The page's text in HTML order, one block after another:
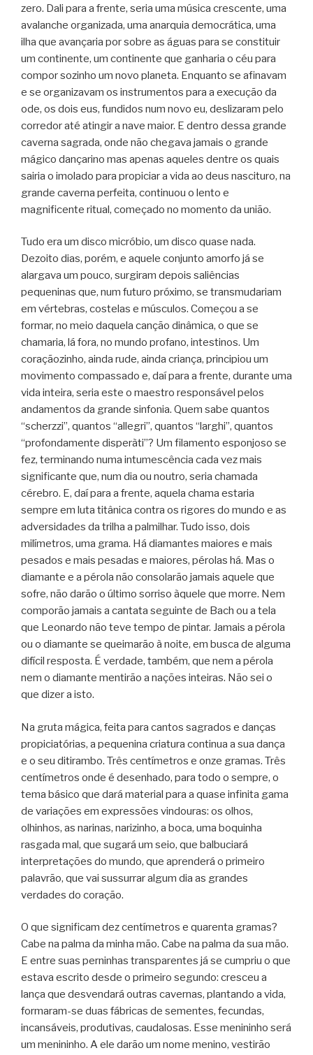
zero. Dali para a frente, seria uma música crescente, uma
avalanche organizada, uma anarquia democrática, uma
ilha que avançaria por sobre as águas para se constituir
um continente, um continente que ganharia o céu para
compor sozinho um novo planeta. Enquanto se afinavam
e se organizavam os instrumentos para a execução da
ode, os dois eus, fundidos num novo eu, deslizaram pelo
corredor até atingir a nave maior. E dentro dessa grande
caverna sagrada, onde não chegava jamais o grande
mágico dançarino mas apenas aqueles dentre os quais
sairia o imolado para propiciar a vida ao deus nascituro, na
grande caverna perfeita, continuou o lento e
magnificente ritual, começado no momento da união.
Tudo era um disco micróbio, um disco quase nada.
Dezoito dias, porém, e aquele conjunto amorfo já se
alargava um pouco, surgiram depois saliências
pequeninas que, num futuro próximo, se transmudariam
em vértebras, costelas e músculos. Começou a se
formar, no meio daquela canção dinâmica, o que se
chamaria, lá fora, no mundo profano, intestinos. Um
coraçãozinho, ainda rude, ainda criança, principiou um
movimento compassado e, daí para a frente, durante uma
vida inteira, seria este o maestro responsável pelos
andamentos da grande sinfonia. Quem sabe quantos
“scherzzi”, quantos “allegri”, quantos “larghi”, quantos
“profondamente disperàti”? Um filamento esponjoso se
fez, terminando numa intumescência cada vez mais
significante que, num dia ou noutro, seria chamada
cérebro. E, daí para a frente, aquela chama estaria
sempre em luta titânica contra os rigores do mundo e as
adversidades da trilha a palmilhar. Tudo isso, dois
milímetros, uma grama. Há diamantes maiores e mais
pesados e mais pesadas e maiores, pérolas há. Mas o
diamante e a pérola não consolarão jamais aquele que
sofre, não darão o último sorriso àquele que morre. Nem
comporão jamais a cantata seguinte de Bach ou a tela
que Leonardo não teve tempo de pintar. Jamais a pérola
ou o diamante se queimarão à noite, em busca de alguma
difícil resposta. É verdade, também, que nem a pérola
nem o diamante mentirão a nações inteiras. Não sei o
que dizer a isto.
Na gruta mágica, feita para cantos sagrados e danças
propiciatórias, a pequenina criatura continua a sua dança
e o seu ditirambo. Três centímetros e onze gramas. Três
centímetros onde é desenhado, para todo o sempre, o
tema básico que dará material para a quase infinita gama
de variações em expressões vindouras: os olhos,
olhinhos, as narinas, narizinho, a boca, uma boquinha
rasgada mal, que sugará um seio, que balbuciará
interpretações do mundo, que aprenderá o primeiro
palavrão, que vai sussurrar algum dia as grandes
verdades do coração.
O que significam dez centímetros e quarenta gramas?
Cabe na palma da minha mão. Cabe na palma da sua mão.
E entre suas perninhas transparentes já se cumpriu o que
estava escrito desde o primeiro segundo: cresceu a
lança que desvendará outras cavernas, plantando a vida,
formaram-se duas fábricas de sementes, fecundas,
incansáveis, produtivas, caudalosas. Esse menininho será
um menininho. A ele darão um nome menino, vestirão